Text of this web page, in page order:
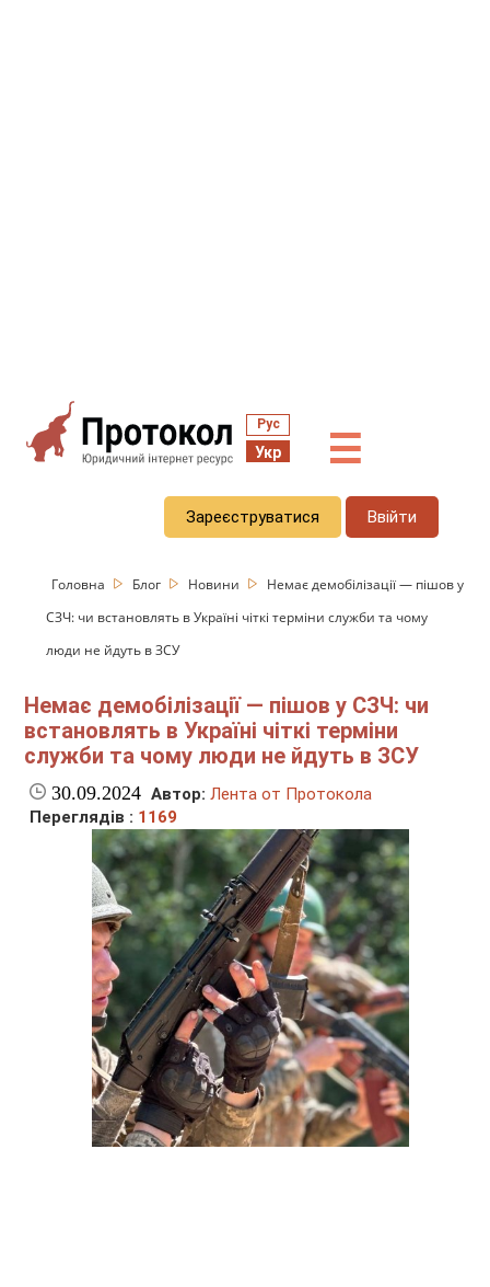
Рус
Укр ☰
Зареєструватися Ввійти
Головна Блог Новини
Немає демобілізації — пішов у
СЗЧ: чи встановлять в Україні чіткі терміни служби та чому
люди не йдуть в ЗСУ
Немає демобілізації — пішов у СЗЧ: чи
встановлять в Україні чіткі терміни
служби та чому люди не йдуть в ЗСУ
30.09.2024 Автор: Лента от Протокола
Переглядів : 1169